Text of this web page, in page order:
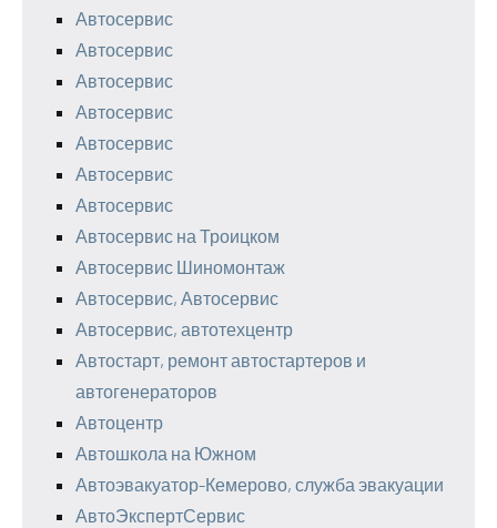
Автосервис
Автосервис
Автосервис
Автосервис
Автосервис
Автосервис
Автосервис
Автосервис на Троицком
Автосервис Шиномонтаж
Автосервис, Автосервис
Автосервис, автотехцентр
Автостарт, ремонт автостартеров и
автогенераторов
Автоцентр
Автошкола на Южном
Автоэвакуатор-Кемерово, служба эвакуации
АвтоЭкспертСервис